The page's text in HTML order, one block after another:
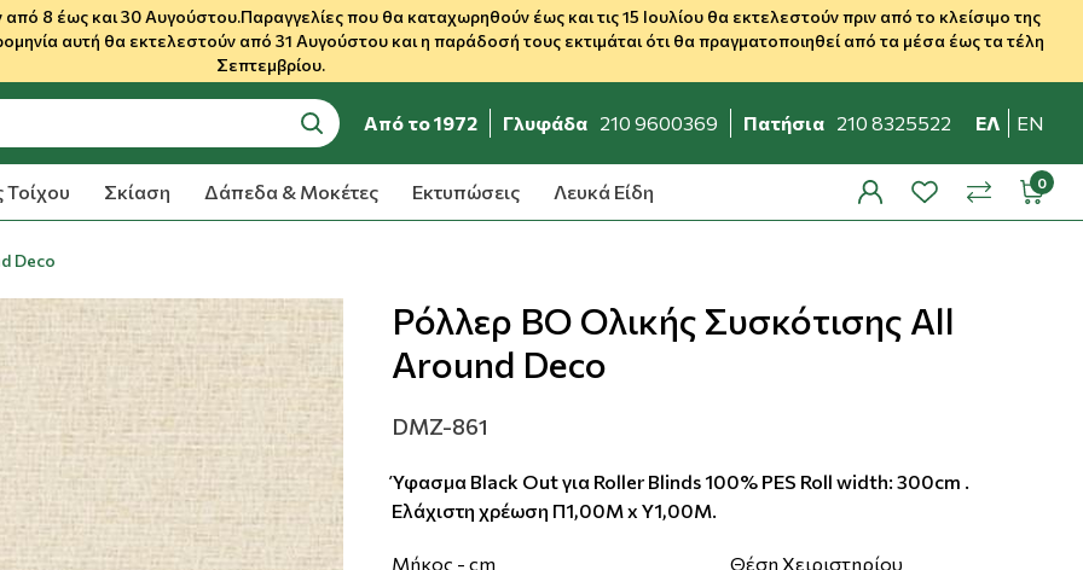
8 έως και 30 Αυγούστου.Παραγγελίες που θα καταχωρηθούν έως και τις 15 Ιουλίου θα εκτελεστούν πριν από το κλείσιμο της
αυτή θα εκτελεστούν από 31 Αυγούστου και η παράδοσή τους εκτιμάται ότι θα πραγματοποιηθεί από τα μέσα έως τα τέλη
Σεπτεμβρίου.
search
Από το 1972 Γλυφάδα 210 9600369 Πατήσια 210 8325522 ΕΛ EN
Τοίχου Σκίαση Δάπεδα & Μοκέτες Εκτυπώσεις Λευκά Είδη profilewishlistcompare
Deco
Ρόλλερ BO Ολικής Συσκότισης All
Around Deco
DMZ-861
Ύφασμα Black Out για Roller Blinds 100% PES Roll width: 300cm .
Ελάχιστη χρέωση Π1,00Μ x Υ1,00Μ.
Μήκος - cm Θέση Χειριστηρίου